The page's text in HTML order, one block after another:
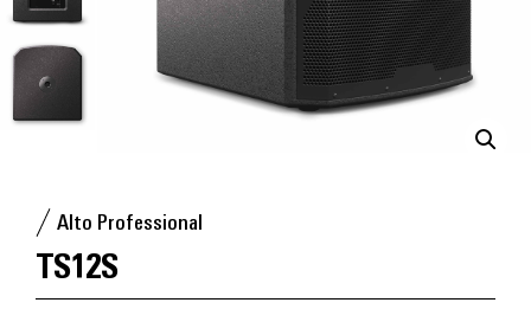
Alto Professional
TS12S